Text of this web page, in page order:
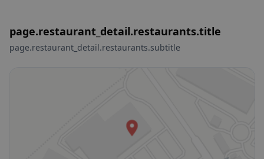
page.restaurant_detail.restaurants.title
page.restaurant_detail.restaurants.subtitle